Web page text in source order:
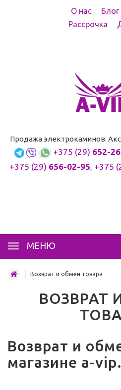
О нас Блог
Рассрочка
Продажа электрокаминов.
+375 (29) 652-
+375 (29) 656-02-95 +375
МЕНЮ
Возврат и обмен товара
ВОЗВРАТ
Возврат и
магазине a-